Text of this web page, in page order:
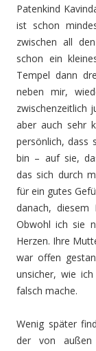
Patenkind
ist schon
zwischen all
schon ein
Tempel dann
neben mir,
zwischenzeitlich
aber auch sehr
persönlich, dass
bin – auf sie,
das sich durch
für ein gutes
danach, diesem
Obwohl ich sie
Herzen. Ihre
war offen
unsicher, wie
falsch mache.
Wenig später
der von außen